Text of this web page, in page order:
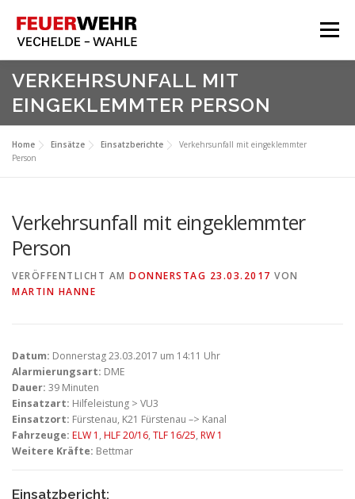
Inhalt
springen
Menü
HOME
Aktuelles
Über Uns
VERKEHRSUNFALL MIT
EINGEKLEMMTER PERSON
Home Einsätze Einsatzberichte
Verkehrsunfall mit eingeklemmter
Person
Verkehrsunfall mit eingeklemmter
Person
VERÖFFENTLICHT AM DONNERSTAG 23.03.2017 VON
MARTIN HANNE
Datum: Donnerstag 23.03.2017 um 14:11 Uhr
Alarmierungsart: DME
Dauer: 39 Minuten
Einsatzart: Hilfeleistung > VU3
Einsatzort: Fürstenau, K21 Fürstenau –> Kanal
Fahrzeuge: ELW 1 , HLF 20/16, TLF 16/25, RW 1
Weitere Kräfte: Bettmar
Einsatzbericht: